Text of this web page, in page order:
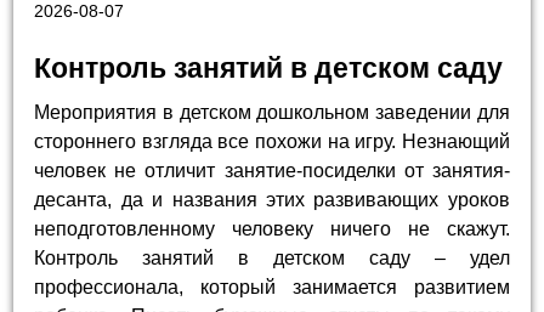
2026-08-07
Контроль занятий в детском саду
Мероприятия в детском дошкольном заведении для
стороннего взгляда все похожи на игру. Незнающий
человек не отличит занятие-посиделки от занятия-
десанта, да и названия этих развивающих уроков
неподготовленному человеку ничего не скажут.
Контроль занятий в детском саду – удел
профессионала, который занимается развитием